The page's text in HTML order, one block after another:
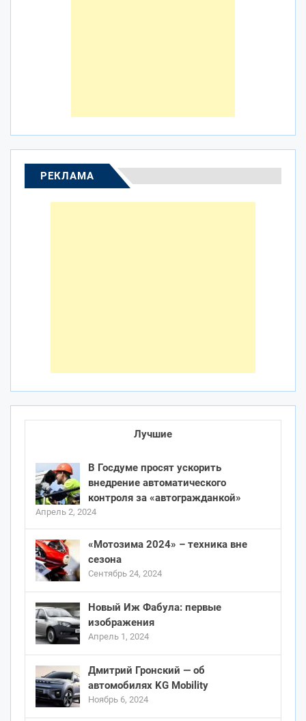
РЕКЛАМА
Лучшие
В Госдуме просят ускорить
внедрение автоматического
контроля за «автогражданкой»
Апрель 2, 2024
«Мотозима 2024» – техника вне
сезона
Сентябрь 24, 2024
Новый Иж Фабула: первые
изображения
Апрель 1, 2024
Дмитрий Гронский — об
автомобилях KG Mobility
Ноябрь 6, 2024